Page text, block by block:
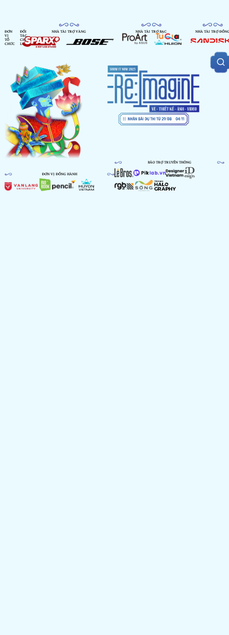
ĐƠN
VỊ
TỔ
CHỨC
ĐỐI
TÁC
CHIẾN
LƯỢC
NHÀ TÀI TRỢ VÀNG NHÀ TÀI TRỢ BẠC NHÀ TÀI TRỢ ĐỒNG
ĐƠN VỊ ĐỒNG HÀNH
BẢO TRỢ TRUYỀN THÔNG